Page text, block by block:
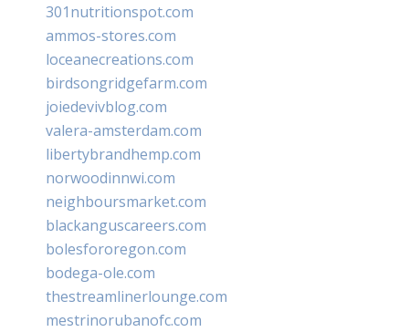
301nutritionspot.com
ammos-stores.com
loceanecreations.com
birdsongridgefarm.com
joiedevivblog.com
valera-amsterdam.com
libertybrandhemp.com
norwoodinnwi.com
neighboursmarket.com
blackanguscareers.com
bolesfororegon.com
bodega-ole.com
thestreamlinerlounge.com
mestrinorubanofc.com